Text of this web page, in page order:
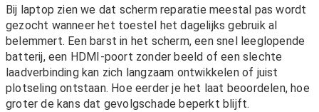
Bij laptop zien we dat scherm reparatie meestal pas wordt
gezocht wanneer het toestel het dagelijks gebruik al
belemmert. Een barst in het scherm, een snel leeglopende
batterij, een HDMI-poort zonder beeld of een slechte
laadverbinding kan zich langzaam ontwikkelen of juist
plotseling ontstaan. Hoe eerder je het laat beoordelen, hoe
groter de kans dat gevolgschade beperkt blijft.